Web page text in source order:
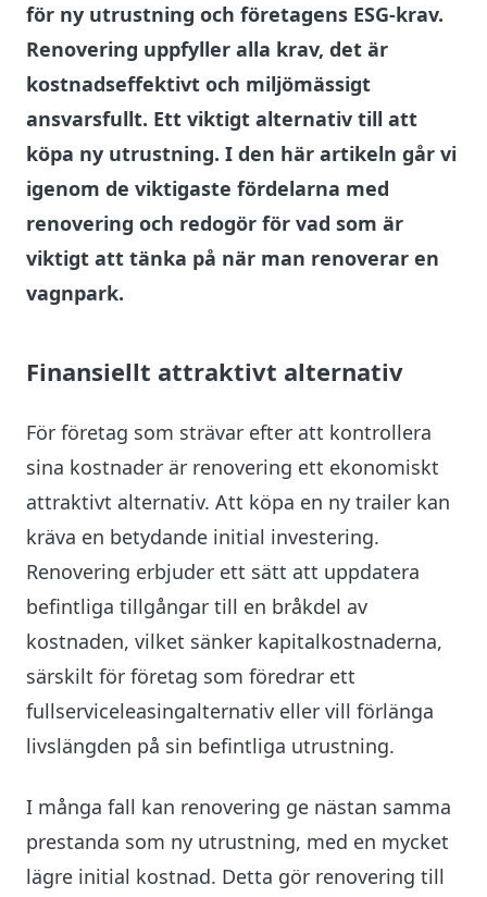
för ny utrustning och företagens ESG-krav.
Renovering uppfyller alla krav, det är
kostnadseffektivt och miljömässigt
ansvarsfullt. Ett viktigt alternativ till att
köpa ny utrustning. I den här artikeln går vi
igenom de viktigaste fördelarna med
renovering och redogör för vad som är
viktigt att tänka på när man renoverar en
vagnpark.
Finansiellt attraktivt alternativ
För företag som strävar efter att kontrollera
sina kostnader är renovering ett ekonomiskt
attraktivt alternativ. Att köpa en ny trailer kan
kräva en betydande initial investering.
Renovering erbjuder ett sätt att uppdatera
befintliga tillgångar till en bråkdel av
kostnaden, vilket sänker kapitalkostnaderna,
särskilt för företag som föredrar ett
fullserviceleasingalternativ eller vill förlänga
livslängden på sin befintliga utrustning.
I många fall kan renovering ge nästan samma
prestanda som ny utrustning, med en mycket
lägre initial kostnad. Detta gör renovering till